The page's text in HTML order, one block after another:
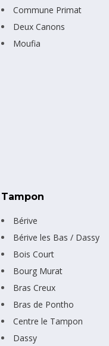
Commune Primat
Deux Canons
Moufia
Tampon
Bérive
Bérive les Bas / Dassy
Bois Court
Bourg Murat
Bras Creux
Bras de Pontho
Centre le Tampon
Dassy